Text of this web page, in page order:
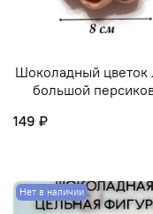
Шоколадный цветок
большой
149 ₽
Нет в наличии